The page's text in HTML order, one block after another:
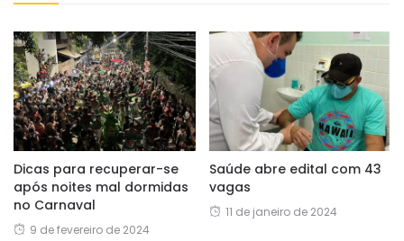
Dicas para recuperar-se
após noites mal dormidas
no Carnaval
9 de fevereiro de 2024
Saúde abre edital com 43
vagas
11 de janeiro de 2024